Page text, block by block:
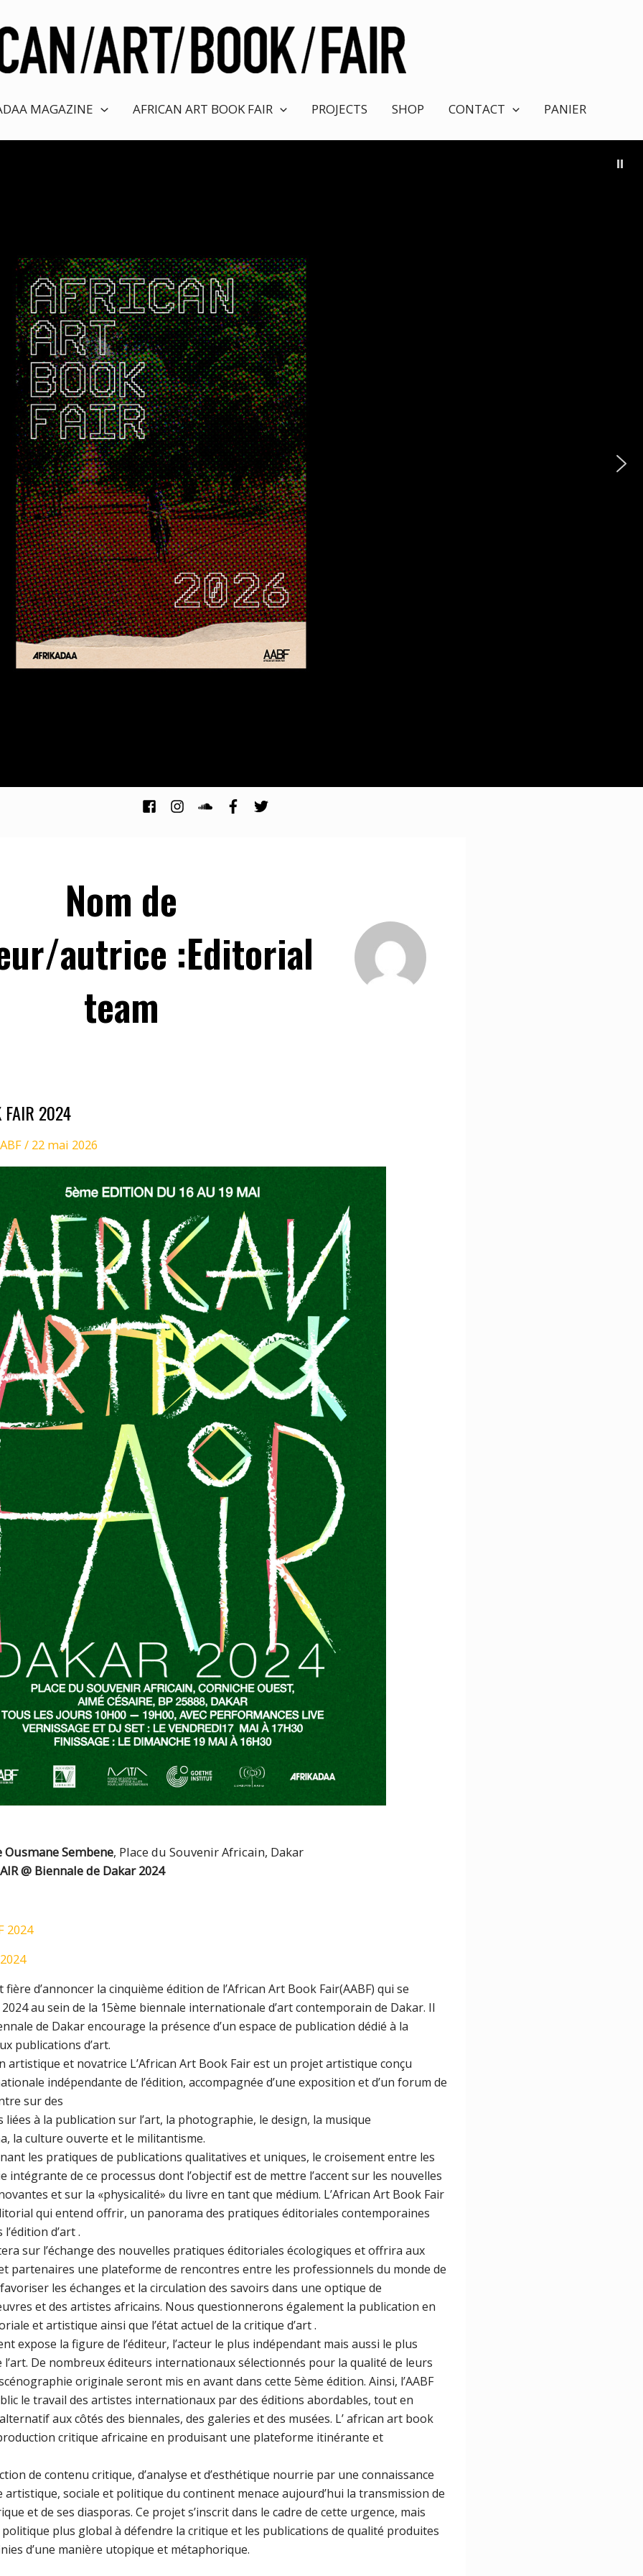
MAGAZINE AFRICAN ART BOOK FAIR PROJECTS SHOP CONTACT PANIER
Nom de
autrice :Editorial
team
FAIR 2024
/ 22 mai 2026
Sembene, Place du Souvenir Africain, Dakar
@ Biennale de Dakar 2024
2024
fière d’annoncer la cinquième édition de l’African Art Book Fair(AABF) qui se
au sein de la 15ème biennale internationale d’art contemporain de Dakar. Il
de Dakar encourage la présence d’un espace de publication dédié à la
publications d’art.
artistique et novatrice L’African Art Book Fair est un projet artistique conçu
indépendante de l’édition, accompagnée d’une exposition et d’un forum de
sur des
liées à la publication sur l’art, la photographie, le design, la musique
la culture ouverte et le militantisme.
les pratiques de publications qualitatives et uniques, le croisement entre les
intégrante de ce processus dont l’objectif est de mettre l’accent sur les nouvelles
et sur la «physicalité» du livre en tant que médium. L’African Art Book Fair
qui entend offrir, un panorama des pratiques éditoriales contemporaines
d’art .
sur l’échange des nouvelles pratiques éditoriales écologiques et offrira aux
partenaires une plateforme de rencontres entre les professionnels du monde de
les échanges et la circulation des savoirs dans une optique de
et des artistes africains. Nous questionnerons également la publication en
et artistique ainsi que l’état actuel de la critique d’art .
expose la figure de l’éditeur, l’acteur le plus indépendant mais aussi le plus
l’art. De nombreux éditeurs internationaux sélectionnés pour la qualité de leurs
originale seront mis en avant dans cette 5ème édition. Ainsi, l’AABF
le travail des artistes internationaux par des éditions abordables, tout en
aux côtés des biennales, des galeries et des musées. L’ african art book
critique africaine en produisant une plateforme itinérante et
de contenu critique, d’analyse et d’esthétique nourrie par une connaissance
artistique, sociale et politique du continent menace aujourd’hui la transmission de
et de ses diasporas. Ce projet s’inscrit dans le cadre de cette urgence, mais
politique plus global à défendre la critique et les publications de qualité produites
d’une manière utopique et métaphorique.